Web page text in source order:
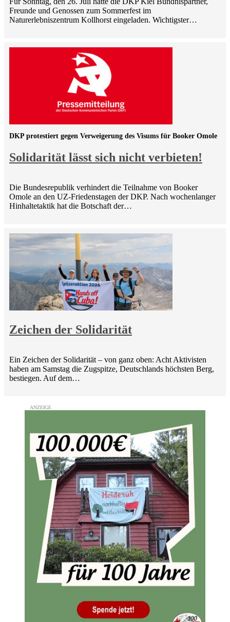
Freunde und Genossen zum Sommerfest im
Naturerlebniszentrum Kollhorst eingeladen. Wichtigster…
Solidarität lässt sich nicht verbieten!
DKP protestiert gegen Verweigerung des Visums für Booker Omole
Die Bundesrepublik verhindert die Teilnahme von Booker
Omole an den UZ-Friedenstagen der DKP. Nach wochenlanger
Hinhaltetaktik hat die Botschaft der…
Zeichen der Solidarität
Ein Zeichen der Solidarität – von ganz oben: Acht Aktivisten
haben am Samstag die Zugspitze, Deutschlands höchsten Berg,
bestiegen. Auf dem…